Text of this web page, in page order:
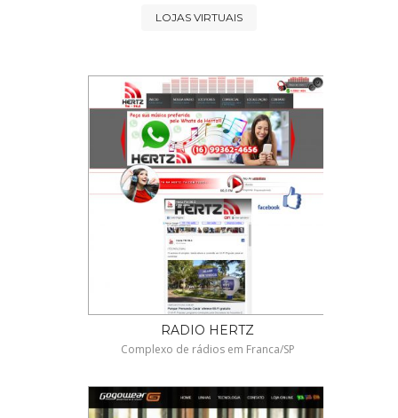
LOJAS VIRTUAIS
RADIO HERTZ
Complexo de rádios em Franca/SP